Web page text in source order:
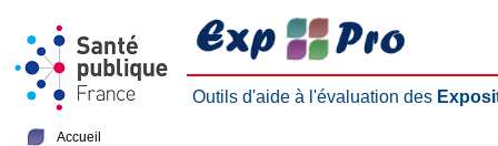
Outils d'aide à l'évaluation des
Accueil